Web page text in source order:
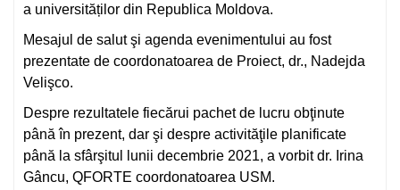
a universităților din Republica Moldova.
Mesajul de salut şi agenda evenimentului au fost
prezentate de coordonatoarea de Proiect, dr., Nadejda
Velişco.
Despre rezultatele fiecărui pachet de lucru obţinute
până în prezent, dar şi despre activităţile planificate
până la sfârşitul lunii decembrie 2021, a vorbit dr. Irina
Gâncu, QFORTE coordonatoarea USM.